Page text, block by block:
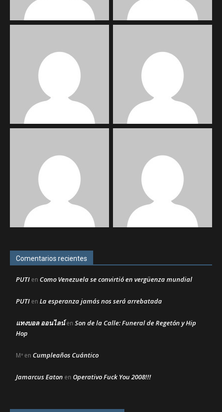
Comentarios recientes
PUTI en Como Venezuela se convirtió en vergüenza mundial
PUTI en La esperanza jamás nos será arrebatada
แทงบอล ออนไลน์en Son de la Calle: Funeral de Regetón y Hip
Hop
Mª en Cumpleaños Cuántico
Jamarcus Eaton en Operativo Fuck You 2008!!!